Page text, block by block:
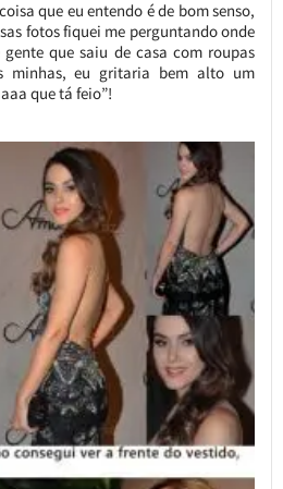
que eu entendo é de bom senso,
fotos fiquei me perguntando onde
que saiu de casa com roupas
minhas, eu gritaria bem alto um
que tá feio”!